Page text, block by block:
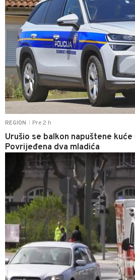
REGION Pre 2 h
Urušio se balkon napuštene kuće
Povrijeđena dva mladića